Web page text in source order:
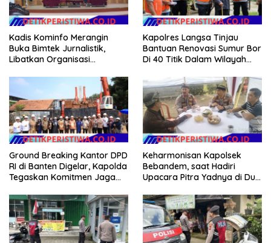
Kadis Kominfo Merangin
Buka Bimtek Jurnalistik,
Libatkan Organisasi
Kapolres Langsa Tinjau
Bantuan Renovasi Sumur Bor
Di 40 Titik Dalam Wilayah
Ground Breaking Kantor DPD
RI di Banten Digelar, Kapolda
Tegaskan Komitmen Jaga
Keharmonisan Kapolsek
Bebandem, saat Hadiri
Upacara Pitra Yadnya di Dua